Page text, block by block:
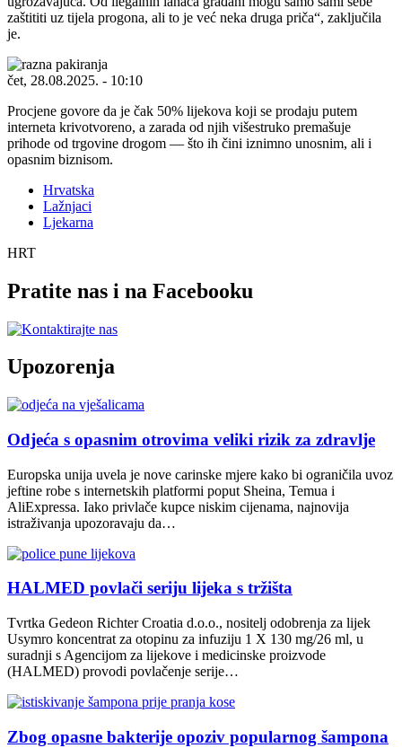
zaštititi uz tijela progona, ali to je već neka druga priča , zaključila
je.
čet, 28.08.2025. - 10:10
Procjene govore da je čak 50% lijekova koji se prodaju putem
interneta krivotvoreno, a zarada od njih višestruko premašuje
prihode od trgovine drogom — što ih čini iznimno unosnim, ali i
opasnim biznisom.
Hrvatska
Lažnjaci
Ljekarna
HRT
Pratite nas i na Facebooku
Upozorenja
Odjeća s opasnim otrovima veliki rizik za zdravlje
Europska unija uvela je nove carinske mjere kako bi ograničila uvoz
jeftine robe s internetskih platformi poput Sheina, Temua i
AliExpressa. Iako privlače kupce niskim cijenama, najnovija
istraživanja upozoravaju da…
HALMED povlači seriju lijeka s tržišta
Tvrtka Gedeon Richter Croatia d.o.o., nositelj odobrenja za lijek
Usymro koncentrat za otopinu za infuziju 1 X 130 mg/26 ml, u
suradnji s Agencijom za lijekove i medicinske proizvode
(HALMED) provodi povlačenje serije…
Zbog opasne bakterije opoziv popularnog šampona